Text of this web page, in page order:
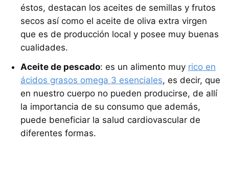
éstos, destacan los aceites de semillas y frutos
secos así como el aceite de oliva extra virgen
que es de producción local y posee muy buenas
cualidades.
Aceite de pescado: es un alimento muy rico en
ácidos grasos omega 3 esenciales, es decir, que
en nuestro cuerpo no pueden producirse, de allí
la importancia de su consumo que además,
puede beneficiar la salud cardiovascular de
diferentes formas.